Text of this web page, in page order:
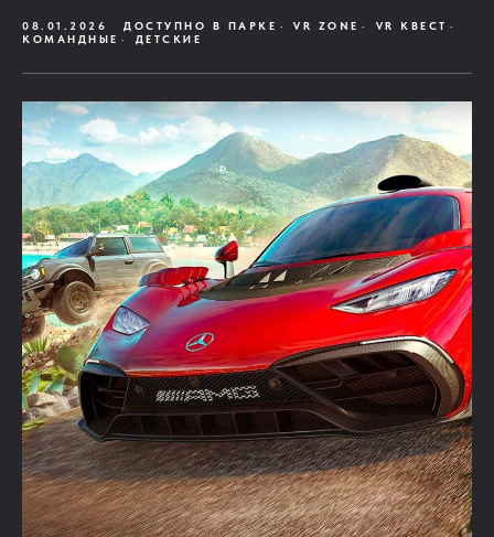
08.01.2026 ДОСТУПНО В ПАРКЕ VR ZONE
VR КВЕСТ
КОМАНДНЫЕ
ДЕТСКИЕ